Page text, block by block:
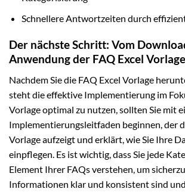
Schnellere Antwortzeiten durch
Der nächste Schritt: Vom
Anwendung der FAQ Excel Vorlage
Nachdem Sie die FAQ Excel Vorlage
steht die effektive Implementierung im
Vorlage optimal zu nutzen, sollten Sie mit
Implementierungsleitfaden beginnen, der
Vorlage aufzeigt und erklärt, wie Sie Ihre
einpflegen. Es ist wichtig, dass Sie jede
Element Ihrer FAQs verstehen, um
Informationen klar und konsistent sind